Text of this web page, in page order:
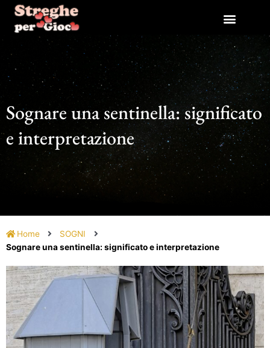
contenuto
Sognare una sentinella: significato
e interpretazione
Home
SOGNI
Sognare una sentinella: significato e interpretazione